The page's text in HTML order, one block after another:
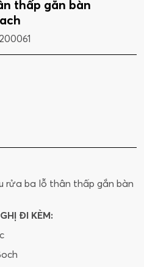
thấp gắn bàn
rửa ba lỗ thân thấp gắn bàn
ĐI KÈM: